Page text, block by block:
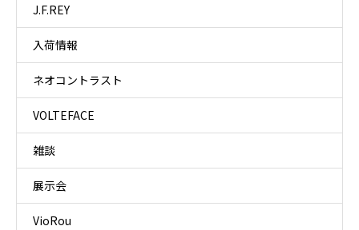
J.F.REY
入荷情報
ネオコントラスト
VOLTEFACE
雑談
展示会
VioRou